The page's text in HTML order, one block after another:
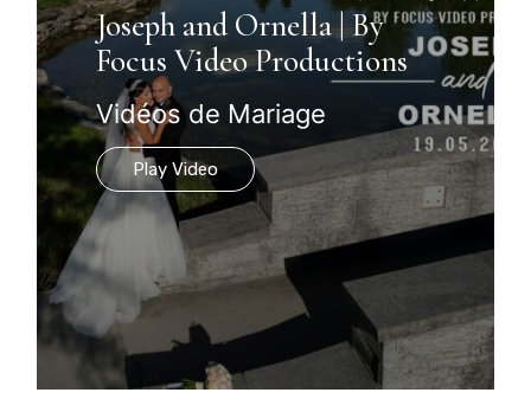
Joseph and Ornella | By
Focus Video Productions
Vidéos de Mariage
Play Video